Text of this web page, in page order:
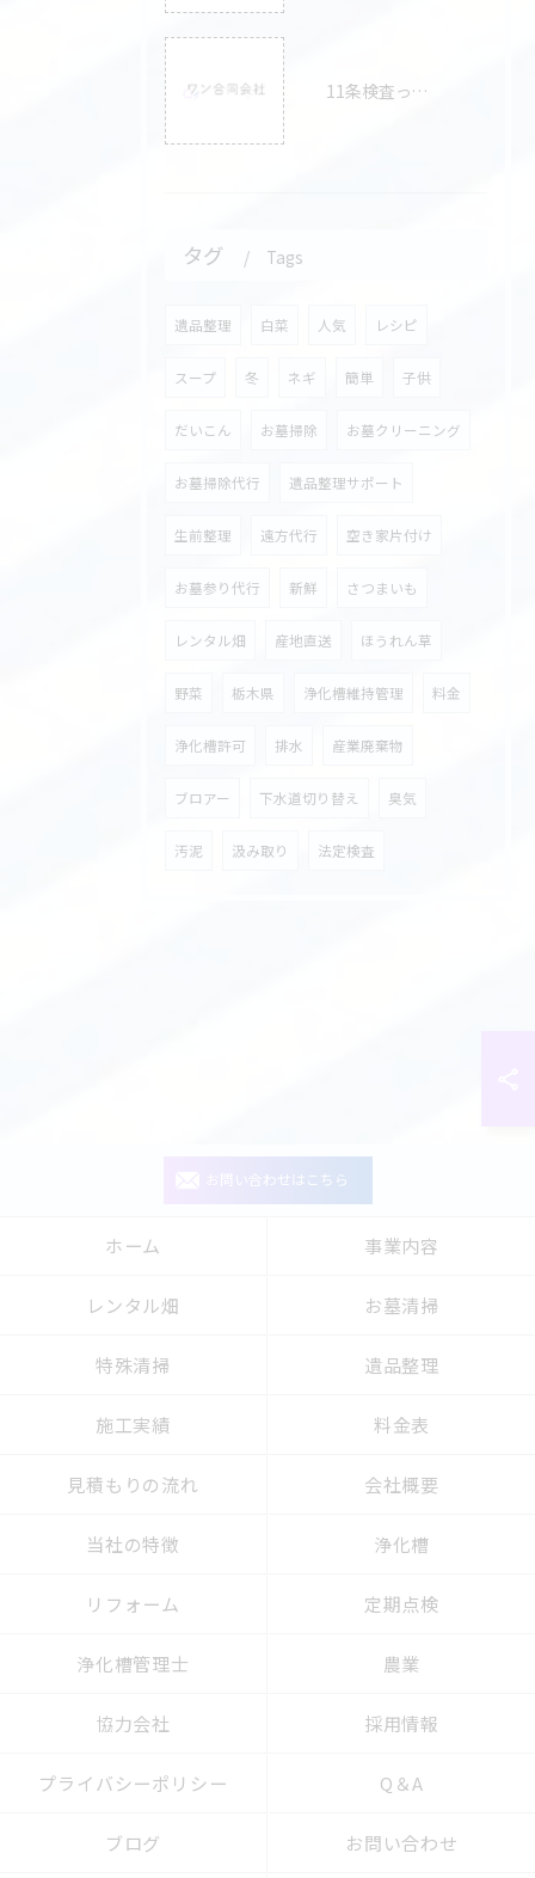
11条検査ってなに？目的から受検の流れまで解説
タグ Tags
遺品整理 白菜 人気 レシピ
スープ 冬 ネギ 簡単 子供
だいこん お墓掃除 お墓クリーニング
お墓掃除代行 遺品整理サポート
生前整理 遠方代行 空き家片付け
お墓参り代行 新鮮 さつまいも
レンタル畑 産地直送 ほうれん草
野菜 栃木県 浄化槽維持管理 料金
浄化槽許可 排水 産業廃棄物
ブロアー 下水道切り替え 臭気
汚泥 汲み取り 法定検査
お問い合わせはこちら
ホーム 事業内容
レンタル畑 お墓清掃
特殊清掃 遺品整理
施工実績 料金表
見積もりの流れ 会社概要
当社の特徴 浄化槽
リフォーム 定期点検
浄化槽管理士 農業
協力会社 採用情報
プライバシーポリシー Q＆A
ブログ お問い合わせ